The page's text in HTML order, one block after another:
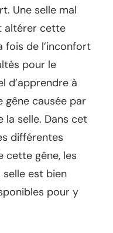
Une selle mal
altérer cette
fois de l’inconfort
pour le
d’apprendre à
gêne causée par
la selle. Dans cet
différentes
cette gêne, les
est bien
pour y